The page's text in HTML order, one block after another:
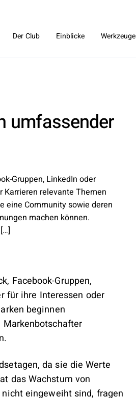
Der Club Einblicke Werkzeuge
umfassender
Gruppen, LinkedIn oder
Karrieren relevante Themen
eine Community sowie deren
machen können.
Facebook-Gruppen,
für ihre Interessen oder
beginnen
da sie die Werte
das Wachstum von
eingeweiht sind, fragen